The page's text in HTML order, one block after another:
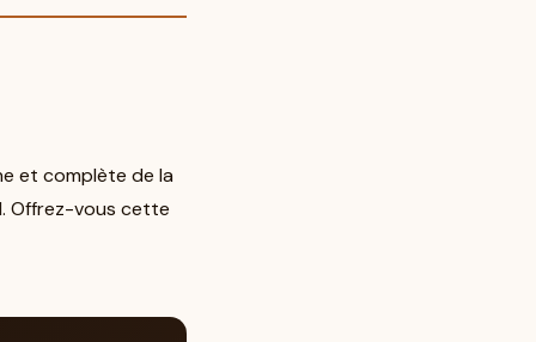
et complète de la
Offrez-vous cette